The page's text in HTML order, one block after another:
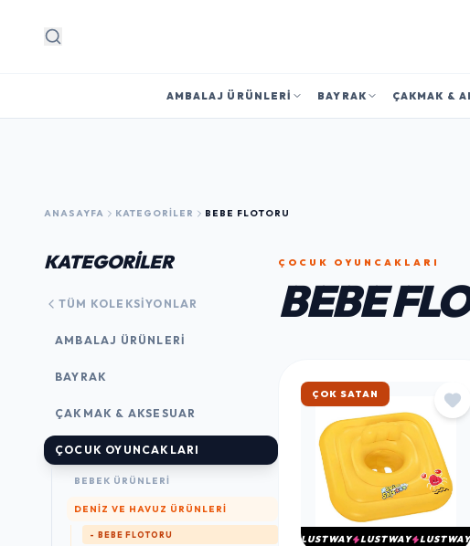
Arama
AMBALAJ ÜRÜNLERI BAYRAK ÇAKMAK &
ANASAYFA KATEGORILER BEBE FLOTORU
KATEGORİLER
TÜM KOLEKSIYONLAR
AMBALAJ ÜRÜNLERI
BAYRAK
ÇAKMAK & AKSESUAR
ÇOCUK OYUNCAKLARI
BEBEK ÜRÜNLERI
DENIZ VE HAVUZ ÜRÜNLERI
- BEBE FLOTORU
ÇOCUK OYUNCAKLARI
BEBE
ÇOK SATAN
LUSTWAY LUSTWAY LUSTWAY